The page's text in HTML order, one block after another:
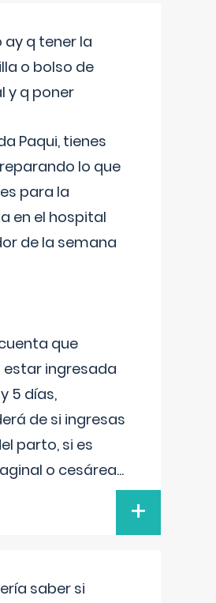
ay q tener la
o bolso de
y q poner
Paqui, tienes
lo que
para la
en el hospital
de la semana
que
estar ingresada
5 días,
de si ingresas
parto, si es
o cesárea...
+
saber si